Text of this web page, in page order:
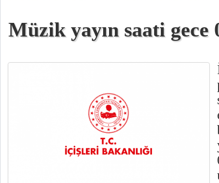
Müzik yayın saati gece